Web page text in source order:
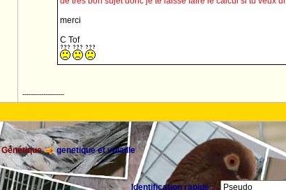
merci
C Tof
--------------------
Génétique genetique et volaille
Identification rapide :